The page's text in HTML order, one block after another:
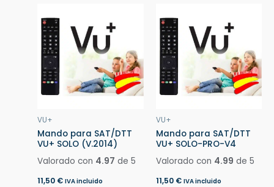
VU+
Mando para SAT/DTT
VU+ SOLO (V.2014)
Valorado con 4.97 de 5
11,50 € IVA incluido
VU+
Mando para SAT/DTT
VU+ SOLO-PRO-V4
Valorado con 4.99 de 5
11,50 € IVA incluido